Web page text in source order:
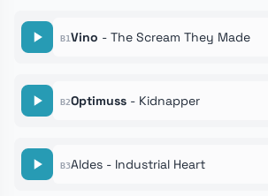
B1Vino - The Scream They Made
B2Optimuss - Kidnapper
B3Aldes - Industrial Heart